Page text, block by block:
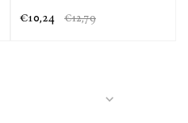
€10,24 €12,79